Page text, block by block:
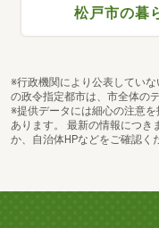
松戸市の暮
※行政機関により公表してい
の政令指定都市は、市全体の
※提供データには細心の注意
あります。 最新の情報につき
か、自治体HPなどをご確認く